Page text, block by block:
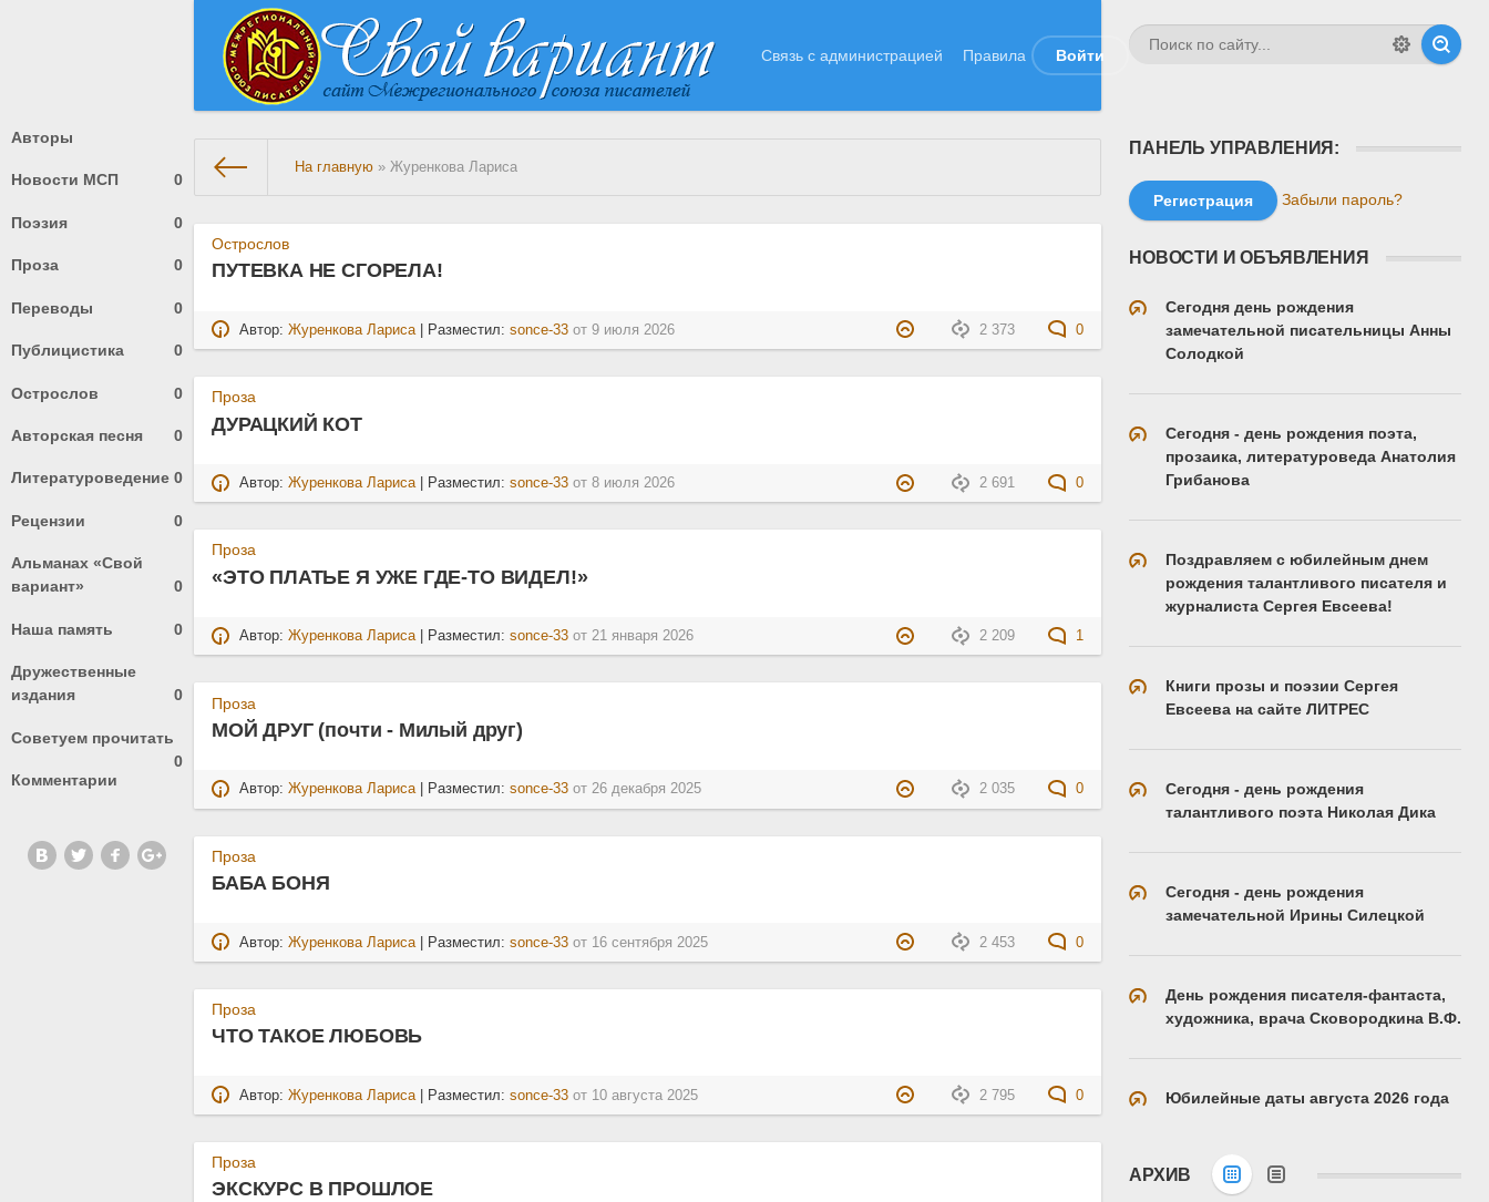
Связь с администрацией Правила Войти
Авторы
Новости МСП 0
Поэзия 0
Проза 0
Переводы 0
Публицистика 0
Острослов 0
Авторская песня 0
Литературоведение 0
Рецензии 0
Альманах «Свой
вариант»
0
Наша память 0
Дружественные
издания
0
Советуем прочитать
0
Комментарии
На главную » Журенкова Лариса
Острослов
ПУТЕВКА НЕ СГОРЕЛА!
2 373 0
Автор:Журенкова Лариса| Разместил:sonce-33 от9 июля 2026
Проза
ДУРАЦКИЙ КОТ
2 691 0
Автор:Журенкова Лариса| Разместил:sonce-33 от8 июля 2026
Проза
«ЭТО ПЛАТЬЕ Я УЖЕ ГДЕ-ТО ВИДЕЛ!»
2 209 1
Автор:Журенкова Лариса| Разместил:sonce-33 от21 января 2026
Проза
МОЙ ДРУГ (почти - Милый друг)
2 035 0
Автор:Журенкова Лариса| Разместил:sonce-33 от26 декабря 2025
Проза
БАБА БОНЯ
2 453 0
Автор:Журенкова Лариса | Разместил:sonce-33 от 16 сентября 2025
Проза
ЧТО ТАКОЕ ЛЮБОВЬ
2 795 0
Автор:Журенкова Лариса | Разместил:sonce-33 от 10 августа 2025
Проза
ЭКСКУРС В ПРОШЛОЕ
ПАНЕЛЬ УПРАВЛЕНИЯ:
Регистрация Забыли пароль?
НОВОСТИ И ОБЪЯВЛЕНИЯ
Сегодня день рождения
замечательной писательницы Анны
Солодкой
Сегодня - день рождения поэта,
прозаика, литературоведа Анатолия
Грибанова
Поздравляем с юбилейным днем
рождения талантливого писателя и
журналиста Сергея Евсеева!
Книги прозы и поэзии Сергея
Евсеева на сайте ЛИТРЕС
Сегодня - день рождения
талантливого поэта Николая Дика
Сегодня - день рождения
замечательной Ирины Силецкой
День рождения писателя-фантаста,
художника, врача Сковородкина В.Ф.
Юбилейные даты августа 2026 года
АРХИВ